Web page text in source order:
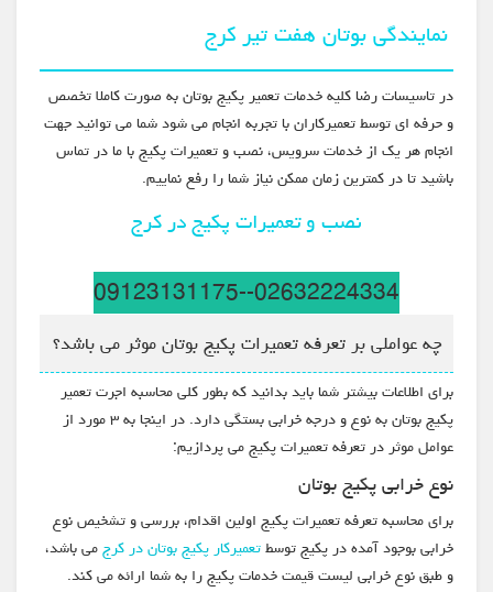
نمایندگی بوتان هفت تیر کرج
در تاسیسات رضا کلیه خدمات تعمیر پکیج بوتان به صورت کاملا تخصص
و حرفه ای توسط تعمیرکاران با تجربه انجام می شود شما می توانید جهت
انجام هر یک از خدمات سرویس، نصب و تعمیرات پکیج با ما در تماس
باشید تا در کمترین زمان ممکن نیاز شما را رفع نماییم.
نصب و تعمیرات پکیج در کرج
02632224334--09123131175
چه عواملی بر تعرفه تعمیرات پکیج بوتان موثر می باشد؟
برای اطلاعات بیشتر شما باید بدانید که بطور کلی محاسبه اجرت تعمیر
پکیج بوتان به نوع و درجه خرابی بستگی دارد. در اینجا به ۳ مورد از
عوامل موثر در تعرفه تعمیرات پکیج می پردازیم:
نوع خرابی پکیج بوتان
برای محاسبه تعرفه تعمیرات پکیج اولین اقدام، بررسی و تشخیص نوع
خرابی بوجود آمده در پکیج توسطتعمیرکار پکیج بوتان در کرجمی باشد،
و طبق نوع خرابی لیست قیمت خدمات پکیج را به شما ارائه می کند.